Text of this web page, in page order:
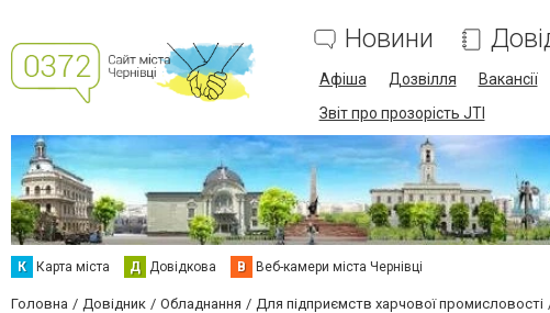
Новини
Афіша Дозвілля Вакансії
Звіт про прозорість JTI
К Карта міста Д Довідкова В Веб-камери міста Чернівці
Головна Довідник Обладнання Для підприємств харчової промисловості